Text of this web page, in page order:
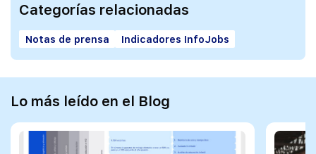
Categorías relacionadas
Notas de prensa Indicadores InfoJobs
Lo más leído en el Blog